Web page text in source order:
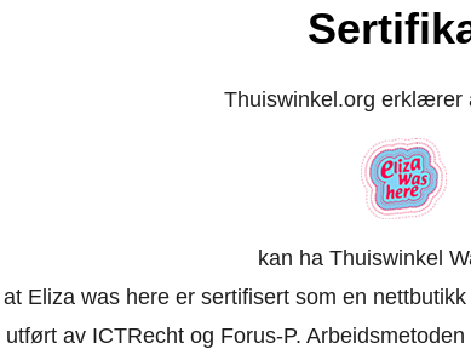
Thuiswinkel.org erklærer
kan ha Thuiswinkel
Eliza was here er sertifisert som en
av ICTRecht og Forus-P.